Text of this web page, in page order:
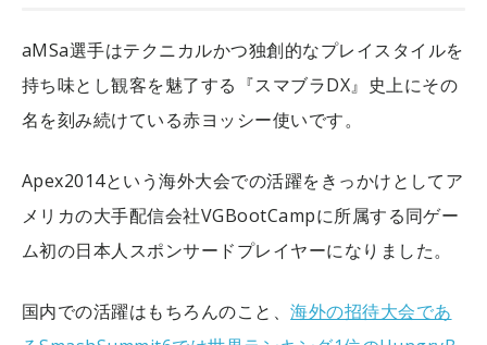
aMSa選手はテクニカルかつ独創的なプレイスタイルを
持ち味とし観客を魅了する『スマブラDX』史上にその
名を刻み続けている赤ヨッシー使いです。
Apex2014という海外大会での活躍をきっかけとしてア
メリカの大手配信会社VGBootCampに所属する同ゲー
ム初の日本人スポンサードプレイヤーになりました。
国内での活躍はもちろんのこと、海外の招待大会であ